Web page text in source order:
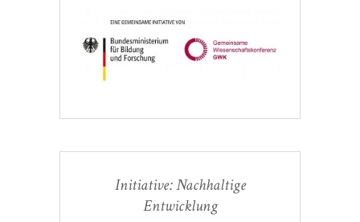
Initiative: Nachhaltige
Entwicklung